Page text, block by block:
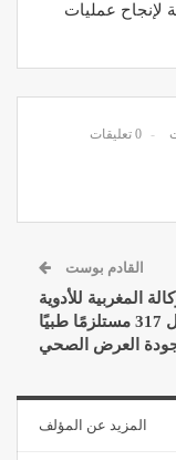
لإنجاح عمليات
0 تعليقات
القادم بوست
المغربية للأدوية
تسجّل 317 مستلزمًا طبيًا
العرض الصحي
المزيد عن المؤلف